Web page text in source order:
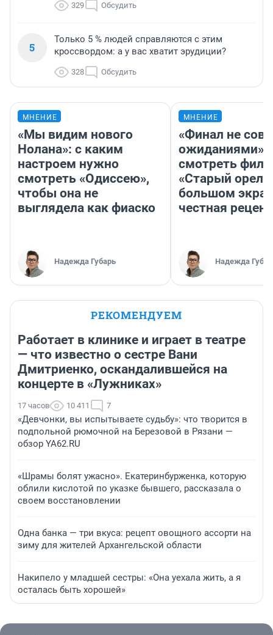
329 Обсудить
5
Только 5 % людей справляются с этим
кроссвордом: а у вас хватит эрудиции?
328 Обсудить
МНЕНИЕ
«Мы видим нового
Нолана»: с каким
настроем нужно
смотреть «Одиссею»,
чтобы она не
выглядела как фиаско
Надежда Губарь
МНЕНИЕ
«Финал не
ожиданиями»:
смотреть
«Старый орел»
большом
честная
Надежда
РЕКОМЕНДУЕМ
Работает в клинике и играет в театре
— что известно о сестре Вани
Дмитриенко, оскандалившейся на
концерте в «Лужниках»
17 часов 10 411 7
«Девчонки, вы испытываете судьбу»: что творится в
подпольной рюмочной на Березовой в Рязани —
обзор YA62.RU
«Шрамы болят ужасно». Екатеринбурженка, которую
облили кислотой по указке бывшего, рассказала о
своем восстановлении
Одна банка — три вкуса: рецепт овощного ассорти на
зиму для жителей Архангельской области
Накипело у младшей сестры: «Она уехала жить, а я
осталась быть хорошей»